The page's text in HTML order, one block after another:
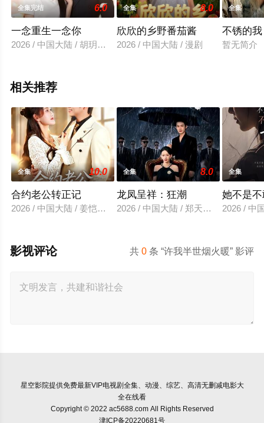
全集完结 6.0
一念重生一念你
2026 / 中国大陆 / 胡玥琳＆张宸彬
全集 8.0
欣欣的乡野番茄酱
2026 / 中国大陆 / 漫剧
全集
不锈的我
暂无简介
相关推荐
全集 10.0
合约老公转正记
2026 / 中国大陆 / 姜恺琳＆王厂
全集 8.0
龙凤呈祥：狂潮
2026 / 中国大陆 / 郑天龙＆汪心宇
全集
她不是
2026 / 中
共0 条 “许我半世烟火暖” 影评
影视评论
星空影院提供免费最新VIP电视剧全集、动漫、综艺、高清无删减电影大
全在线看
Copyright © 2022 ac5688.com All Rights Reserved
津ICP备20220681号